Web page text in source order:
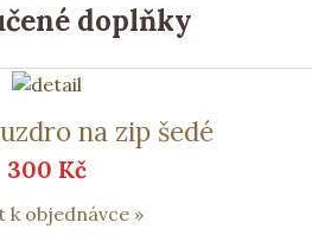
doplňky
na zip šedé
300 Kč
k objednávce »